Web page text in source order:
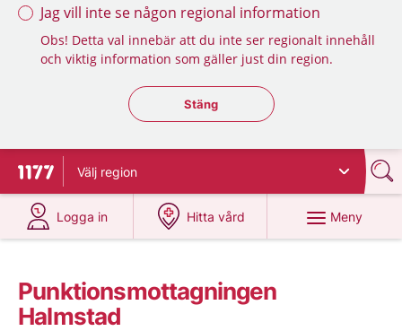
Jag vill inte se någon regional information
Obs! Detta val innebär att du inte ser regionalt innehåll
och viktig information som gäller just din region.
Stäng regionsväljaren
Stäng
Till startsidan för 1177
Välj region
Logga in
på 1177.se
Hitta vård
på 1177.se
Meny
Punktionsmottagningen
Halmstad